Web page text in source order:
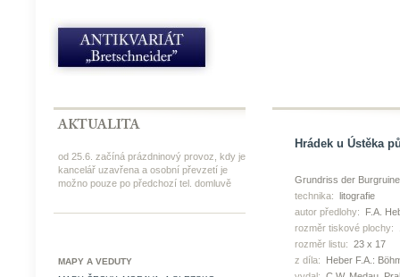
od 25.6. začíná prázdninový provoz, kdy je
kancelář uzavřena a osobní převzetí je
možno pouze po předchozí tel. domluvě
MAPY A VEDUTY
Hrádek u Ústěka
Grundriss der
technika: litografie
autor předlohy:
F.A.
rozměr tiskové plochy:
rozměr listu: 23 x 17
z díla:
Heber F.A.: